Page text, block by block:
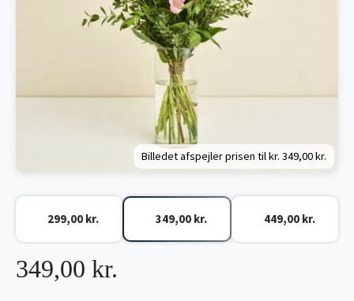
Billedet afspejler prisen til kr. 349,00 kr.
349,00 kr.
299,00 kr. 349,00 kr. 449,00 kr.